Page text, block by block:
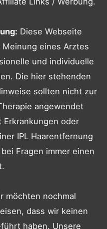
Diese Webseite
eines Arztes
und individuelle
Die hier stehenden
sollten nicht zur
angewendet
oder
IPL Haarentfernung
Fragen immer einen
möchten nochmal
dass wir keinen
haben. Unsere